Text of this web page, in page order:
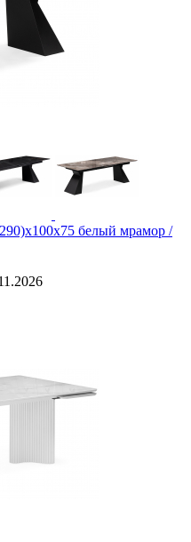
белый мрамор /